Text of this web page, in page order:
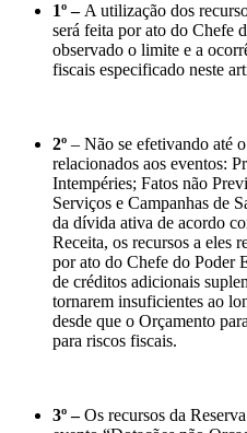
1º – A utilização dos
será feita por ato do Chefe
observado o limite e a
fiscais especificado neste
2º – Não se efetivando até
relacionados aos eventos:
Intempéries; Fatos não
Serviços e Campanhas de
da dívida ativa de acordo
Receita, os recursos a eles
por ato do Chefe do Poder
de créditos adicionais
tornarem insuficientes ao
desde que o Orçamento
para riscos fiscais.
3º –Os recursos da